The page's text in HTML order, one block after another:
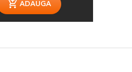
ADAUGA